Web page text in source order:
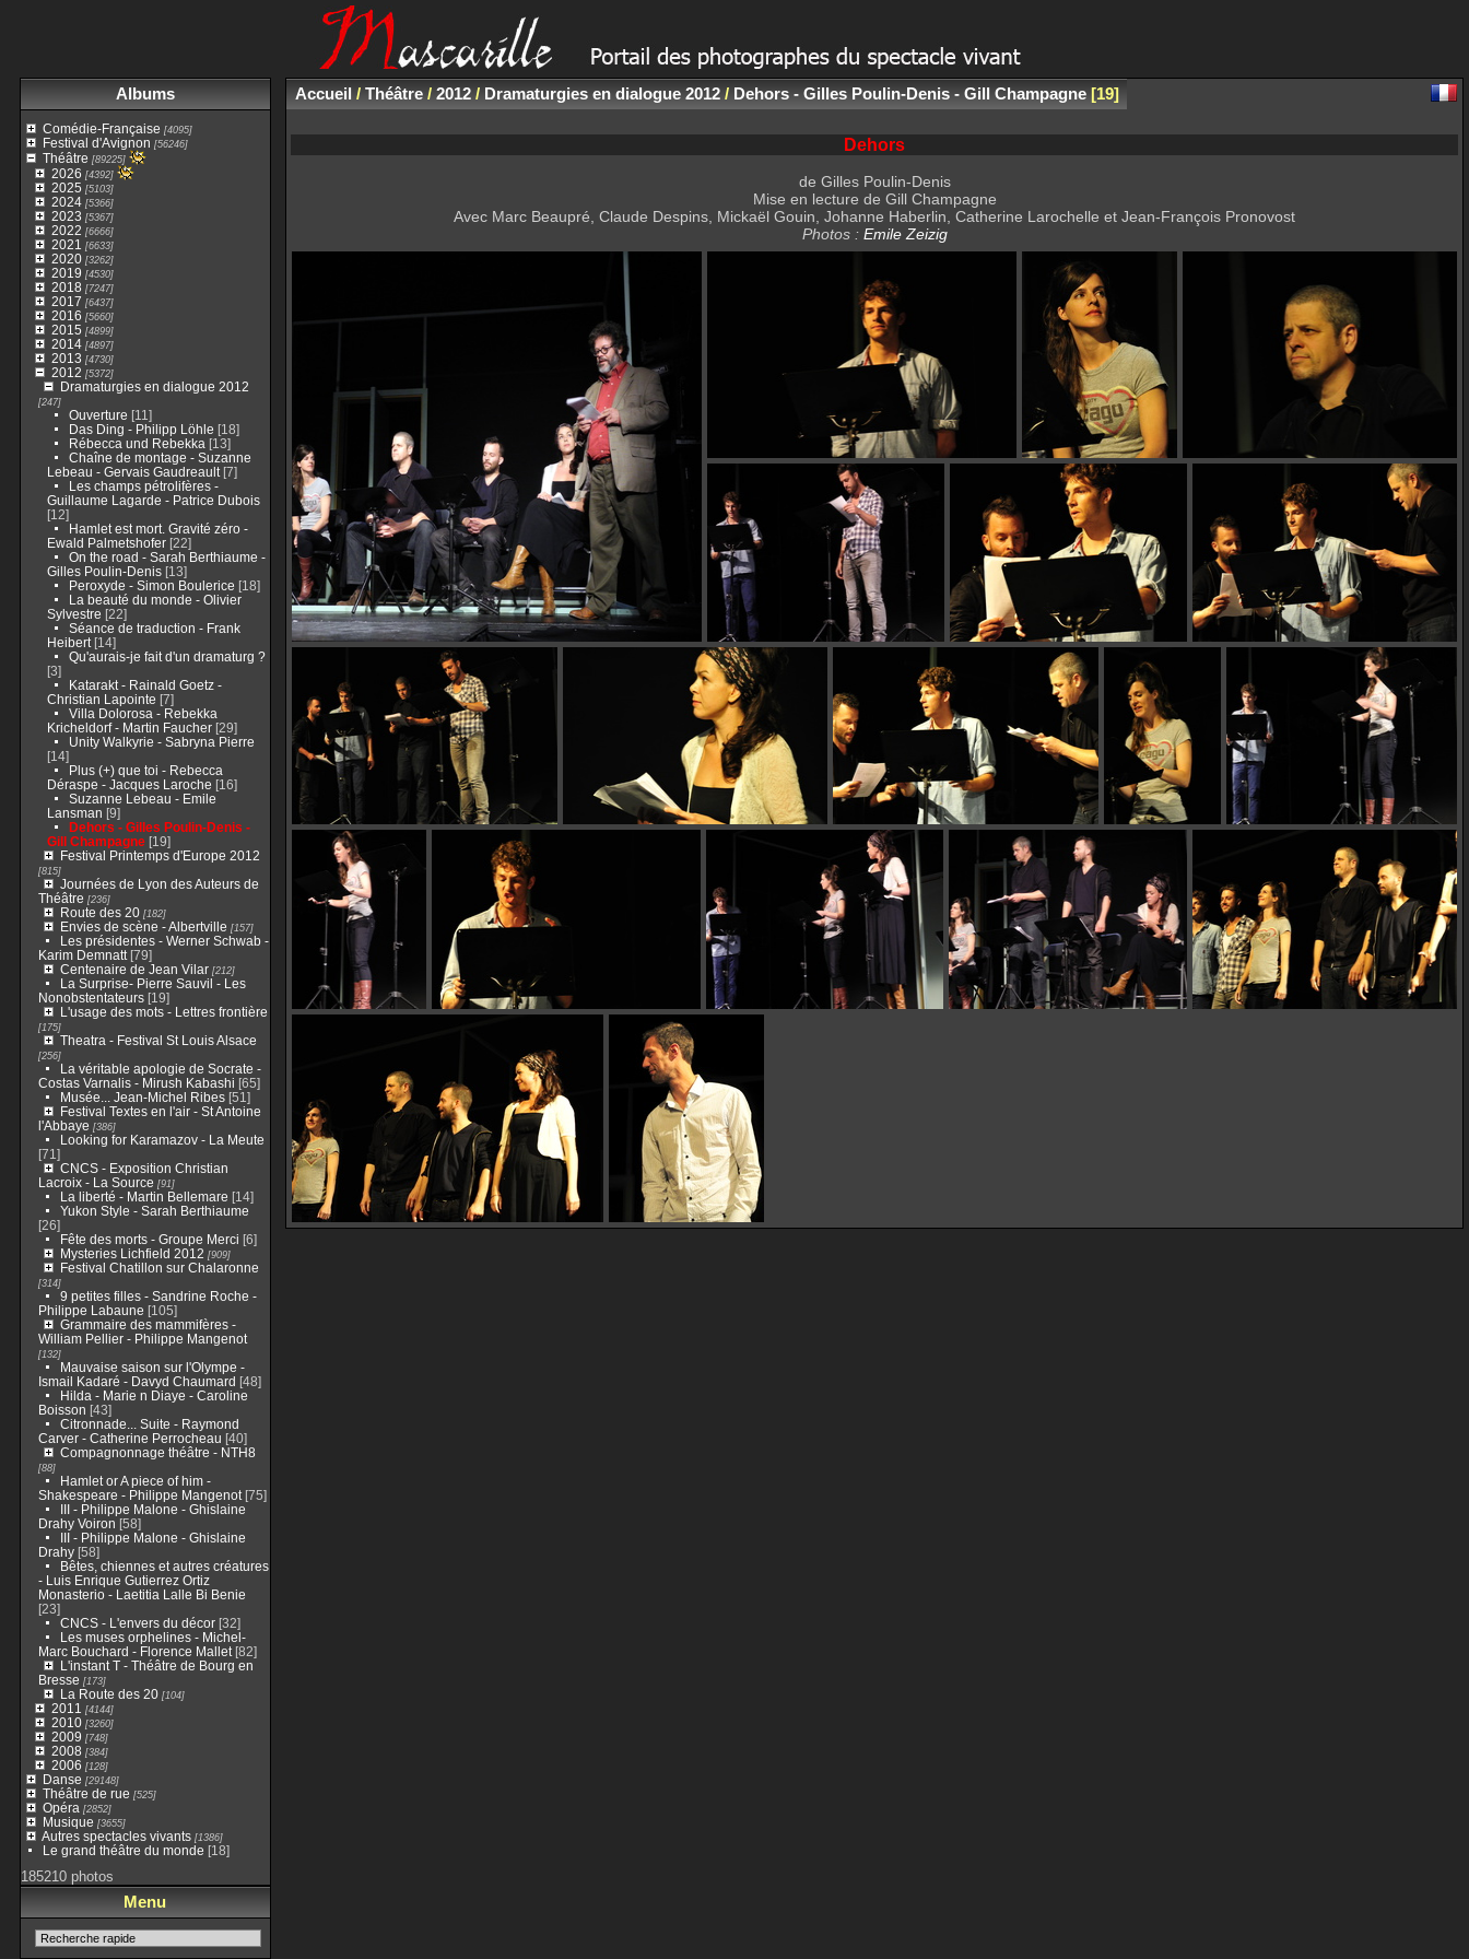
Albums
Comédie-Française [4095]
Festival d'Avignon [56246]
Théâtre [89225]
2026 [4392]
2025 [5103]
2024[5366]
2023 [5367]
2022 [6666]
2021 [6633]
2020[3262]
2019 [4530]
2018 [7247]
2017 [6437]
2016 [5660]
2015 [4899]
2014[4897]
2013 [4730]
2012 [5372]
Dramaturgies en dialogue 2012
[247]
Ouverture [11]
Das Ding - Philipp Löhle [18]
Rébecca und Rebekka [13]
Chaîne de montage - Suzanne
Lebeau - Gervais Gaudreault[7]
Les champs pétrolifères -
Guillaume Lagarde - Patrice Dubois
[12]
Hamlet est mort. Gravité zéro -
Ewald Palmetshofer[22]
On the road - Sarah Berthiaume -
Gilles Poulin-Denis[13]
Peroxyde - Simon Boulerice [18]
La beauté du monde - Olivier
Sylvestre [22]
Séance de traduction - Frank
Heibert[14]
Qu'aurais-je fait d'un dramaturg ?
[3]
Katarakt - Rainald Goetz -
Christian Lapointe [7]
Villa Dolorosa - Rebekka
Kricheldorf - Martin Faucher[29]
Unity Walkyrie - Sabryna Pierre
[14]
Plus (+) que toi - Rebecca
Déraspe - Jacques Laroche [16]
Suzanne Lebeau - Emile
Lansman [9]
Dehors - Gilles Poulin-Denis -
Gill Champagne[19]
Festival Printemps d'Europe 2012
[815]
Journées de Lyon des Auteurs de
Théâtre [236]
Route des 20[182]
Envies de scène - Albertville [157]
Les présidentes - Werner Schwab -
Karim Demnatt[79]
Centenaire de Jean Vilar[212]
La Surprise- Pierre Sauvil - Les
Nonobstentateurs[19]
L'usage des mots - Lettres frontière
[175]
Theatra - Festival St Louis Alsace
[256]
La véritable apologie de Socrate -
Costas Varnalis - Mirush Kabashi [65]
Musée... Jean-Michel Ribes[51]
Festival Textes en l'air - St Antoine
l'Abbaye [386]
Looking for Karamazov - La Meute
[71]
CNCS - Exposition Christian
Lacroix - La Source [91]
La liberté - Martin Bellemare [14]
Yukon Style - Sarah Berthiaume
[26]
Fête des morts - Groupe Merci [6]
Mysteries Lichfield 2012 [909]
Festival Chatillon sur Chalaronne
[314]
9 petites filles - Sandrine Roche -
Philippe Labaune [105]
Grammaire des mammifères -
William Pellier - Philippe Mangenot
[132]
Mauvaise saison sur l'Olympe -
Ismail Kadaré - Davyd Chaumard [48]
Hilda - Marie n Diaye - Caroline
Boisson [43]
Citronnade... Suite - Raymond
Carver - Catherine Perrocheau [40]
Compagnonnage théâtre - NTH8
[88]
Hamlet or A piece of him -
Shakespeare - Philippe Mangenot[75]
III - Philippe Malone - Ghislaine
Drahy Voiron [58]
III - Philippe Malone - Ghislaine
Drahy[58]
Bêtes, chiennes et autres créatures
- Luis Enrique Gutierrez Ortiz
Monasterio - Laetitia Lalle Bi Benie
[23]
CNCS - L'envers du décor[32]
Les muses orphelines - Michel-
Marc Bouchard - Florence Mallet[82]
L'instant T - Théâtre de Bourg en
Bresse [173]
La Route des 20[104]
2011 [4144]
2010[3260]
2009 [748]
2008 [384]
2006 [128]
Danse [29148]
Théâtre de rue [525]
Opéra [2852]
Musique [3655]
Autres spectacles vivants[1386]
Le grand théâtre du monde [18]
185210 photos
Menu
Accueil/ Théâtre/ 2012/ Dramaturgies en dialogue 2012/ Dehors - Gilles Poulin-Denis - Gill Champagne 19
Dehors
de Gilles Poulin-Denis
Mise en lecture de Gill Champagne
Avec Marc Beaupré, Claude Despins, Mickaël Gouin, Johanne Haberlin, Catherine Larochelle et Jean-François Pronovost
Photos : Emile Zeizig